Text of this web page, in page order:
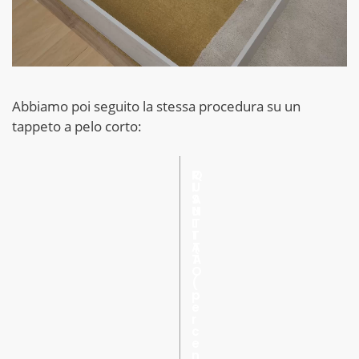
Abbiamo poi seguito la stessa procedura su un
tappeto a pelo corto: